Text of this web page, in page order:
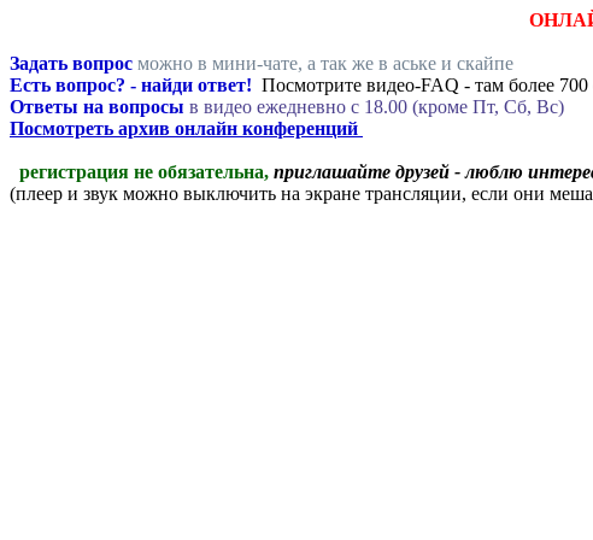
Задать вопрос можно в мини-чате, а так же в аське и скайпе
Есть вопрос? - найди ответ! Посмотрите видео-FAQ - там более 700
Ответы на вопросы в видео ежедневно c 18.00 (кроме Пт, Сб, Вс)
Посмотреть архив онлайн конференций
регистрация не обязательна, приглашайте друзей - люблю
(плеер и звук можно выключить на экране трансляции, если они